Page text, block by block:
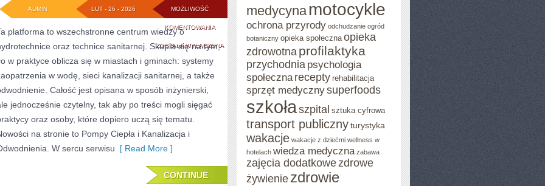
MOŻLIWOŚĆ
KOMENTOWANIACASE
STUDY
REALIZACJE
ZOSTAŁA WYŁĄCZONA
LUT - 26 - 2026
ADMIN
platforma to wszechstronne centrum wiedzy o
oraz technice sanitarnej. Skupia się na tym,
w praktyce oblicza się w miastach i gminach: systemy
w wodę, sieci kanalizacji sanitarnej, a także
Całość jest opisana w sposób inżynierski,
jednocześnie czytelny, tak aby po treści mogli sięgać
oraz osoby, które dopiero uczą się tematu.
na stronie to Pompy Ciepła i Kanalizacja i
W sercu serwisu [ Read More ]
CONTINUE
medycyna motocykle
ochrona przyrody odchudzanie ogród
botaniczny opieka społeczna opieka
zdrowotna profilaktyka
przychodnia psychologia
społeczna recepty rehabilitacja
sprzęt medycznysuperfoods
szkołaszpital sztuka cyfrowa
transport publicznyturystyka
wakacje wakacje z dziećmi wellness w
hotelach wiedza medyczna zabawa
zajęcia dodatkowezdrowe
żywienie zdrowie